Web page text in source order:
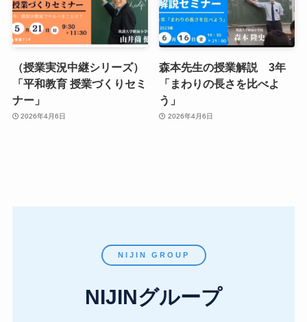
（授業実況中継シリーズ）
「平和教育 授業づくりセミ
ナー」
2026年4月6日
森本先生の授業解説 3年
「まわりの長さを比べよ
う」
2026年4月6日
NIJIN GROUP
NIJINグループ